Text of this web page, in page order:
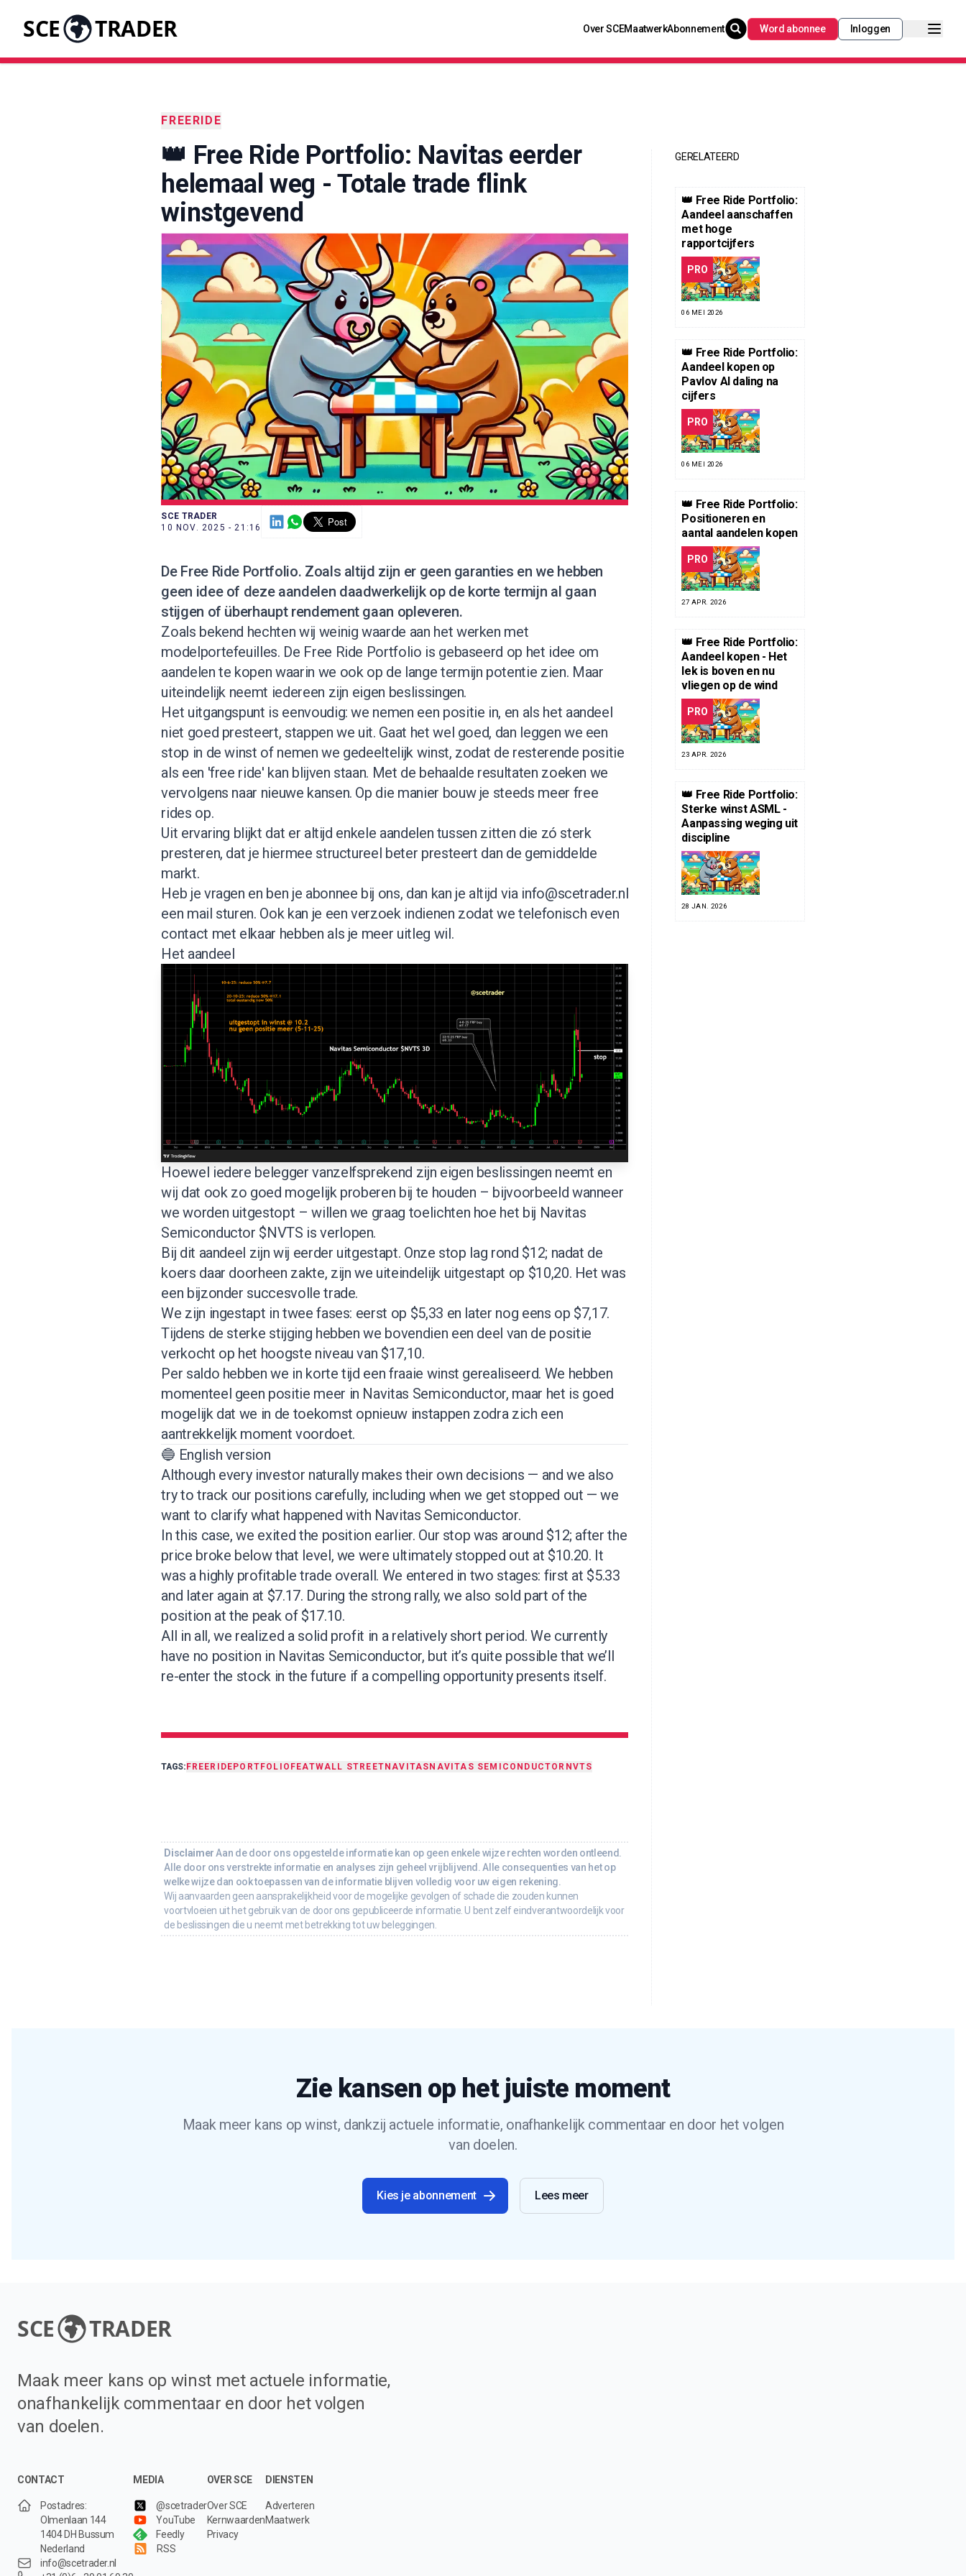
SCE TRADER Over SCEMaatwerkAbonnement Word abonnee Inloggen
FREERIDE
👑 Free Ride Portfolio: Navitas eerder
helemaal weg - Totale trade flink
winstgevend
SCE TRADER
10 NOV. 2025 - 21:16
De Free Ride Portfolio. Zoals altijd zijn er geen garanties en we hebben
geen idee of deze aandelen daadwerkelijk op de korte termijn al gaan
stijgen of überhaupt rendement gaan opleveren.
Zoals bekend hechten wij weinig waarde aan het werken met
modelportefeuilles. De Free Ride Portfolio is gebaseerd op het idee om
aandelen te kopen waarin we ook op de lange termijn potentie zien. Maar
uiteindelijk neemt iedereen zijn eigen beslissingen.
Het uitgangspunt is eenvoudig: we nemen een positie in, en als het aandeel
niet goed presteert, stappen we uit. Gaat het wel goed, dan leggen we een
stop in de winst of nemen we gedeeltelijk winst, zodat de resterende positie
als een 'free ride' kan blijven staan. Met de behaalde resultaten zoeken we
vervolgens naar nieuwe kansen. Op die manier bouw je steeds meer free
rides op.
Uit ervaring blijkt dat er altijd enkele aandelen tussen zitten die zó sterk
presteren, dat je hiermee structureel beter presteert dan de gemiddelde
markt.
Heb je vragen en ben je abonnee bij ons, dan kan je altijd via info@scetrader.nl
een mail sturen. Ook kan je een verzoek indienen zodat we telefonisch even
contact met elkaar hebben als je meer uitleg wil.
Het aandeel
Hoewel iedere belegger vanzelfsprekend zijn eigen beslissingen neemt en
wij dat ook zo goed mogelijk proberen bij te houden – bijvoorbeeld wanneer
we worden uitgestopt – willen we graag toelichten hoe het bij Navitas
Semiconductor $NVTS is verlopen.
Bij dit aandeel zijn wij eerder uitgestapt. Onze stop lag rond $12; nadat de
koers daar doorheen zakte, zijn we uiteindelijk uitgestapt op $10,20. Het was
een bijzonder succesvolle trade.
We zijn ingestapt in twee fases: eerst op $5,33 en later nog eens op $7,17.
Tijdens de sterke stijging hebben we bovendien een deel van de positie
verkocht op het hoogste niveau van $17,10.
Per saldo hebben we in korte tijd een fraaie winst gerealiseerd. We hebben
momenteel geen positie meer in Navitas Semiconductor, maar het is goed
mogelijk dat we in de toekomst opnieuw instappen zodra zich een
aantrekkelijk moment voordoet.
🔵 English version
Although every investor naturally makes their own decisions — and we also
try to track our positions carefully, including when we get stopped out — we
want to clarify what happened with Navitas Semiconductor.
In this case, we exited the position earlier. Our stop was around $12; after the
price broke below that level, we were ultimately stopped out at $10.20. It
was a highly profitable trade overall. We entered in two stages: first at $5.33
and later again at $7.17. During the strong rally, we also sold part of the
position at the peak of $17.10.
All in all, we realized a solid profit in a relatively short period. We currently
have no position in Navitas Semiconductor, but it’s quite possible that we’ll
re-enter the stock in the future if a compelling opportunity presents itself.
TAGS:FREERIDEPORTFOLIO FEATWALL STREETNAVITASNAVITAS SEMICONDUCTOR NVTS
Disclaimer Aan de door ons opgestelde informatie kan op geen enkele wijze rechten worden ontleend.
Alle door ons verstrekte informatie en analyses zijn geheel vrijblijvend. Alle consequenties van het op
welke wijze dan ook toepassen van de informatie blijven volledig voor uw eigen rekening.
Wij aanvaarden geen aansprakelijkheid voor de mogelijke gevolgen of schade die zouden kunnen
voortvloeien uit het gebruik van de door ons gepubliceerde informatie. U bent zelf eindverantwoordelijk voor
de beslissingen die u neemt met betrekking tot uw beleggingen.
GERELATEERD
👑 Free Ride Portfolio:
Aandeel aanschaffen
met hoge
rapportcijfers
PRO
06 MEI 2026
👑 Free Ride Portfolio:
Aandeel kopen op
Pavlov AI daling na
cijfers
PRO
06 MEI 2026
👑 Free Ride Portfolio:
Positioneren en
aantal aandelen kopen
PRO
27 APR. 2026
👑 Free Ride Portfolio:
Aandeel kopen - Het
lek is boven en nu
vliegen op de wind
PRO
23 APR. 2026
👑 Free Ride Portfolio:
Sterke winst ASML -
Aanpassing weging uit
discipline
28 JAN. 2026
Zie kansen op het juiste moment
Maak meer kans op winst, dankzij actuele informatie, onafhankelijk commentaar en door het volgen
van doelen.
Kies je abonnement Lees meer
SCE TRADER
Maak meer kans op winst met actuele informatie,
onafhankelijk commentaar en door het volgen
van doelen.
CONTACT
Postadres:
Olmenlaan 144
1404 DH Bussum
Nederland
info@scetrader.nl
MEDIA
@scetrader
YouTube
Feedly
RSS
OVER SCE
Over SCE
Kernwaarden
Privacy
DIENSTEN
Adverteren
Maatwerk